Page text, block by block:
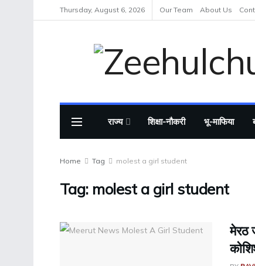
Thursday, August 6, 2026 Our Team About Us
राज्य शिक्षा-नौकरी भू-माफिया
Home Tag molest a girl student
Tag: molest a girl student
मेरठ